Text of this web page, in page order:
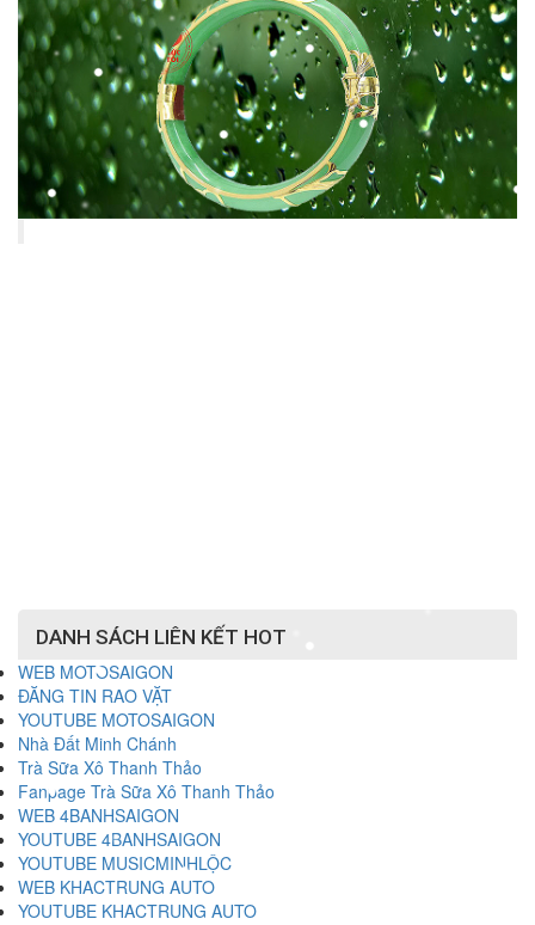
DANH SÁCH LIÊN KẾT HOT
WEB MOTOSAIGON
ĐĂNG TIN RAO VẶT
YOUTUBE MOTOSAIGON
Nhà Đất Minh Chánh
Trà Sữa Xô Thanh Thảo
Fanpage Trà Sữa Xô Thanh Thảo
WEB 4BANHSAIGON
YOUTUBE 4BANHSAIGON
YOUTUBE MUSICMINHLỘC
WEB KHACTRUNG AUTO
YOUTUBE KHACTRUNG AUTO